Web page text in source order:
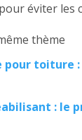
éviter les
thème
pour toiture
: le